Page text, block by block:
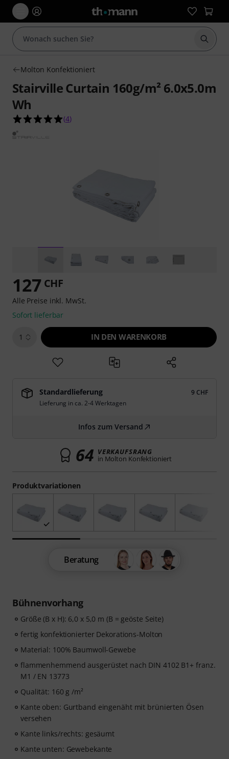
Suche
Molton Konfektioniert
Stairville Curtain 160g/m² 6.0x5.0m
Wh
5.0 von 5 Sternen aus 4 Kundenbewertungen
(4)
Bühnenvorhang
Größe (B x H): 6,0 x 5,0 m (B = geöste Seite)
fertig konfektionierter Dekorations-Molton
Material: 100% Baumwoll-Gewebe
flammenhemmend ausgerüstet nach DIN 4102 B1+ franz.
M1 / EN 13773
Qualität: 160 g /m²
Kante oben: Gurtband eingenäht mit brünierten Ösen
versehen
Kante links/rechts: gesäumt
Kante unten: Gewebekante
Produktvariationen
127 CHF
Alle Preise inkl. MwSt.
Sofort lieferbar
1 IN DEN WARENKORB
Standardlieferung
9 CHF
Lieferung in ca. 2-4 Werktagen
Infos zum Versand
64 VERKAUFSRANG
in Molton Konfektioniert
Beratung